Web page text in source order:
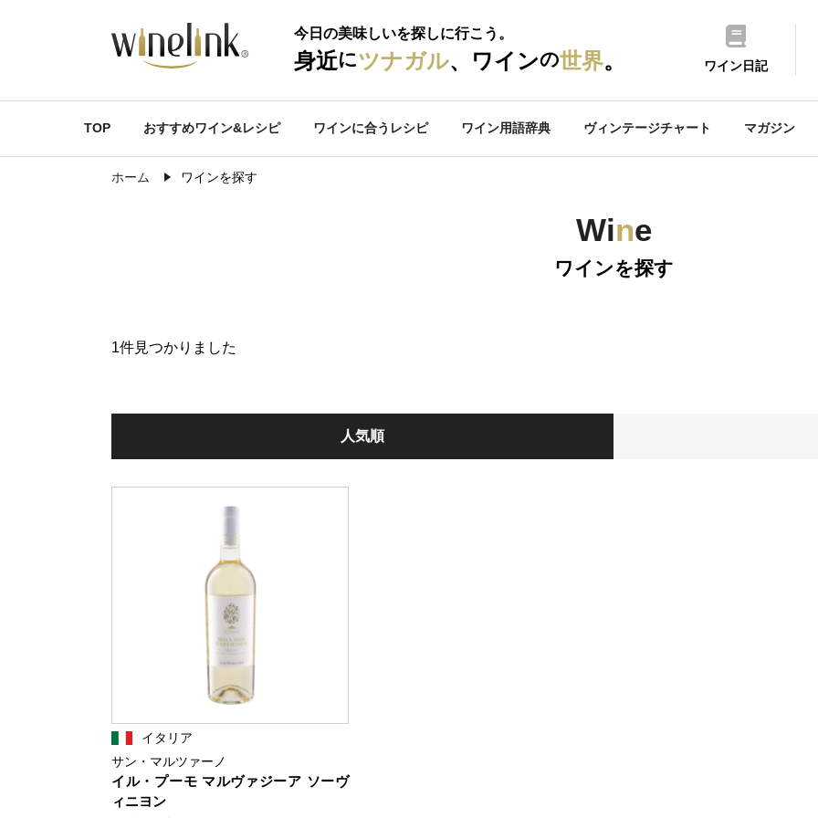
今日の美味しいを探しに行こう。
身近にツナガル、ワインの世界。 ワイン日記
TOP おすすめワイン&レシピ ワインに合うレシピ ワイン用語辞典 ヴィンテージチャート マガジン
ホーム ワインを探す
Wine
ワインを探す
1件見つかりました
人気順
イタリア
サン・マルツァーノ
イル・プーモ マルヴァジーア ソーヴ
ィニヨン